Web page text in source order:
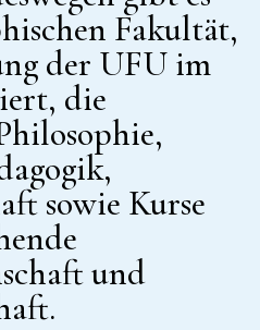
Fakultät,
der UFU im
die
sowie Kurse
und